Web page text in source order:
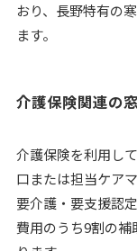
おり、長野特有の
ます。
介護保険関連の
介護保険を利用し
口または担当ケア
要介護・要支援認
費用のうち9割の